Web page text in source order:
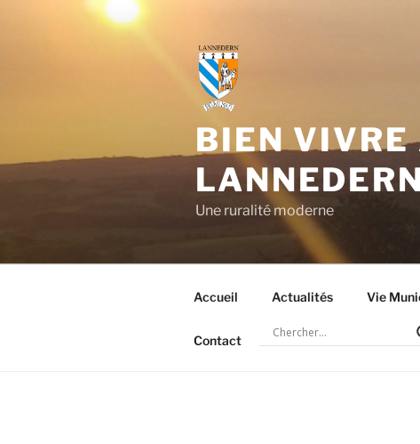
BIEN VIVRE
LANNEDERN
Une ruralité moderne
Accueil Actualités Vie
Contact